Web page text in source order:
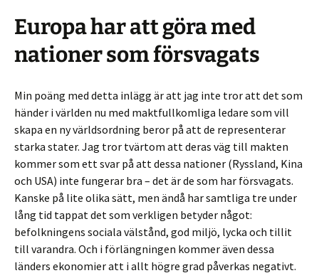
Europa har att göra med
nationer som försvagats
Min poäng med detta inlägg är att jag inte tror att det som
händer i världen nu med maktfullkomliga ledare som vill
skapa en ny världsordning beror på att de representerar
starka stater. Jag tror tvärtom att deras väg till makten
kommer som ett svar på att dessa nationer (Ryssland, Kina
och USA) inte fungerar bra – det är de som har försvagats.
Kanske på lite olika sätt, men ändå har samtliga tre under
lång tid tappat det som verkligen betyder något:
befolkningens sociala välstånd, god miljö, lycka och tillit
till varandra. Och i förlängningen kommer även dessa
länders ekonomier att i allt högre grad påverkas negativt.